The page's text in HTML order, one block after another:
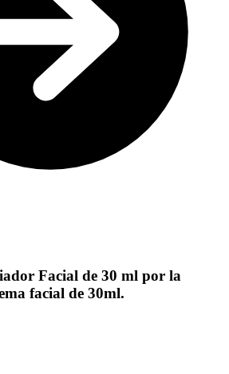
Facial de 30 ml por la
facial de 30ml.